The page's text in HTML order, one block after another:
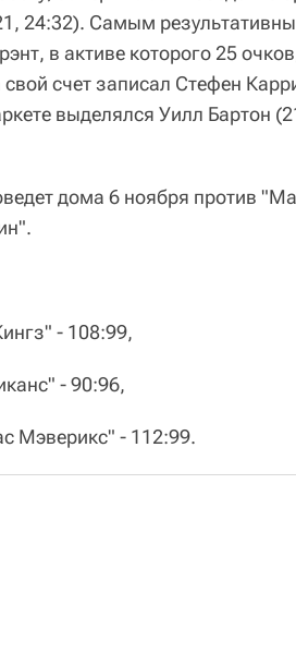
24:32). Самым
в активе которого 25
счет записал Стефен
выделялся Уилл Бартон
дома 6 ноября против
- 108:99,
- 90:96,
Мэверикс" - 112:99.